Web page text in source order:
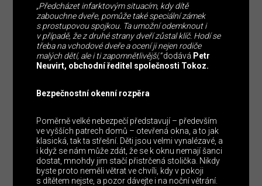
„Předcházet infarktovým situacím, kdy dítě
zabouchne dveře, pomůže také speciální zámek
s prostupovou spojkou. Ta umožní odemknout i
v případě, že z druhé strany dveří zůstal klíč. Hodí se
třeba na vchodové dveře a ocení ji nejen rodiče
malých dětí, ale i ti zapomnětlivější,“dodává Petr
Neuvirt, obchodní ředitel společnosti Tokoz.
Bezpečnostní okenní rozpěra
Poměrně velké nebezpečí představují – především
ve vyšších patrech domů – otevřená okna, a to jak
klasická, tak ta střešní. Děti jsou velmi vynalézavé, a
i když se nám může zdát, že se k oknu nemají šanci
dostat, mnohdy jim stačí přistrčená stolička. Nikdy
byste proto neměli větrat ve chvíli, kdy v pokoji
s dítětem nejste, a pozor dávejte i na noční větrání.